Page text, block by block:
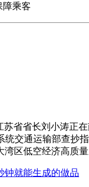
障乘客
省长刘小涛正在
交通运输部查抄
区低空经济高质量
钟就能生成的做品